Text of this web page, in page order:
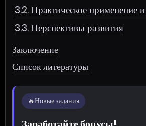
3.2. Практическое применение
3.3. Перспективы развития
Заключение
Список литературы
🔥Новые задания